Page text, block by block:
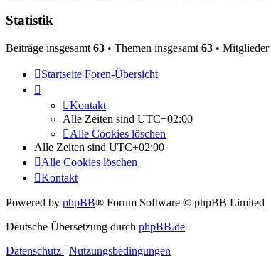
Statistik
Beiträge insgesamt 63 • Themen insgesamt 63 • Mitglieder
Startseite Foren-Übersicht
Kontakt
Alle Zeiten sind UTC+02:00
Alle Cookies löschen
Alle Zeiten sind UTC+02:00
Alle Cookies löschen
Kontakt
Powered by phpBB® Forum Software © phpBB Limited
Deutsche Übersetzung durch phpBB.de
Datenschutz | Nutzungsbedingungen